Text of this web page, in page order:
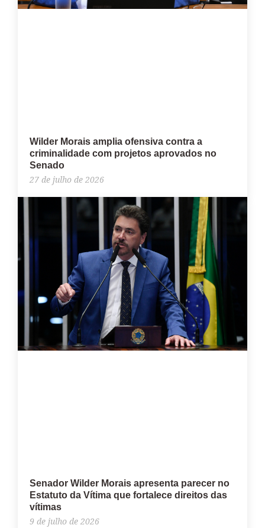
Wilder Morais amplia ofensiva contra a
criminalidade com projetos aprovados no
Senado
27 de julho de 2026
Senador Wilder Morais apresenta parecer no
Estatuto da Vítima que fortalece direitos das
vítimas
9 de julho de 2026